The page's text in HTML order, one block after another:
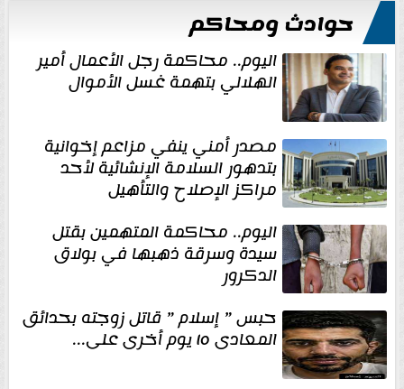
حوادث ومحاكم
اليوم.. محاكمة رجل الأعمال أمير
الهلالي بتهمة غسل الأموال
مصدر أمني ينفي مزاعم إخوانية
بتدهور السلامة الإنشائية لأحد
مراكز الإصلاح والتأهيل
اليوم.. محاكمة المتهمين بقتل
سيدة وسرقة ذهبها في بولاق
الدكرور
حبس ” إسلام ” قاتل زوجته بحدائق
المعادى ١٥ يوم أخرى على...